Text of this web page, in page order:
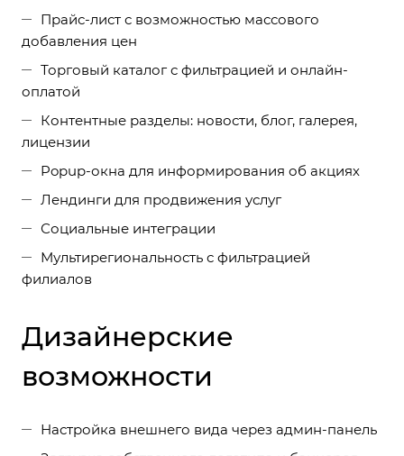
Прайс-лист с возможностью массового
добавления цен
Торговый каталог с фильтрацией и онлайн-
оплатой
Контентные разделы: новости, блог, галерея,
лицензии
Popup-окна для информирования об акциях
Лендинги для продвижения услуг
Социальные интеграции
Мультирегиональность с фильтрацией
филиалов
Дизайнерские
возможности
Настройка внешнего вида через админ-панель